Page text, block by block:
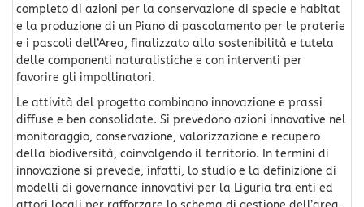
completo di azioni per la conservazione di specie e habitat
e la produzione di un Piano di pascolamento per le praterie
e i pascoli dell’Area, finalizzato alla sostenibilità e tutela
delle componenti naturalistiche e con interventi per
favorire gli impollinatori.
Le attività del progetto combinano innovazione e prassi
diffuse e ben consolidate. Si prevedono azioni innovative nel
monitoraggio, conservazione, valorizzazione e recupero
della biodiversità, coinvolgendo il territorio. In termini di
innovazione si prevede, infatti, lo studio e la definizione di
modelli di governance innovativi per la Liguria tra enti ed